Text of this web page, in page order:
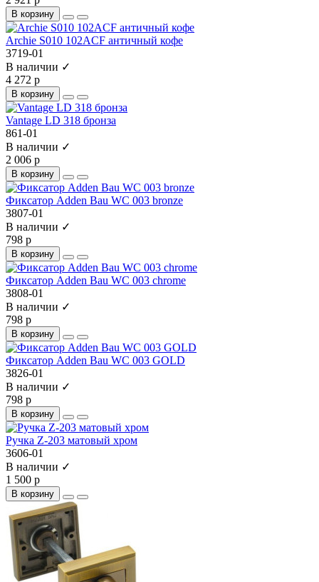
В корзину
Archie S010 102ACF античный кофе
3719-01
В наличии ✓
4 272 р
В корзину
Vantage LD 318 бронза
861-01
В наличии ✓
2 006 р
В корзину
Фиксатор Adden Bau WC 003 bronze
3807-01
В наличии ✓
798 р
В корзину
Фиксатор Adden Bau WC 003 chrome
3808-01
В наличии ✓
798 р
В корзину
Фиксатор Adden Bau WC 003 GOLD
3826-01
В наличии ✓
798 р
В корзину
Ручка Z-203 матовый хром
3606-01
В наличии ✓
1 500 р
В корзину